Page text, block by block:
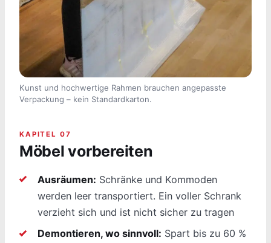
Kunst und hochwertige Rahmen brauchen angepasste
Verpackung – kein Standardkarton.
KAPITEL 07
Möbel vorbereiten
Ausräumen: Schränke und Kommoden
werden leer transportiert. Ein voller Schrank
verzieht sich und ist nicht sicher zu tragen
Demontieren, wo sinnvoll: Spart bis zu 60 %